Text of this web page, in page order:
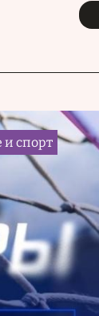
и спорт